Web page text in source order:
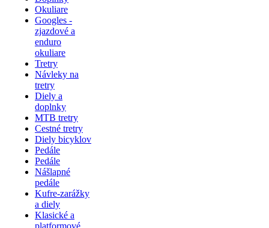
Okuliare
Googles -
zjazdové a
enduro
okuliare
Tretry
Návleky na
tretry
Diely a
doplnky
MTB tretry
Cestné tretry
Diely bicyklov
Pedále
Pedále
Nášlapné
pedále
Kufre-zarážky
a diely
Klasické a
platformové